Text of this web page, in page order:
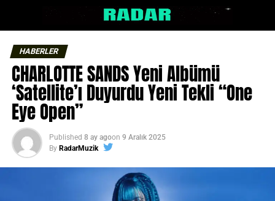
HABERLER
CHARLOTTE SANDS Yeni Albümü
‘Satellite’ı Duyurdu Yeni Tekli “One
Eye Open”
Published 8 ay agoon 9 Aralık 2025
By RadarMuzik